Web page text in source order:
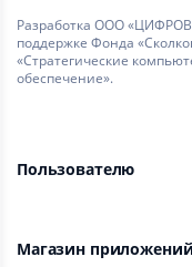
Разработка ООО
поддержке Фонда
«Стратегические
обеспечение».
Пользователю
Магазин приложений